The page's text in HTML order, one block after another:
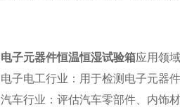
电子元器件恒温恒湿试验箱应用领域
电子电工行业：用于检测电子元器
汽车行业：评估汽车零部件、内饰